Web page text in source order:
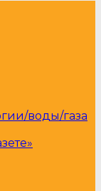
воды/газа